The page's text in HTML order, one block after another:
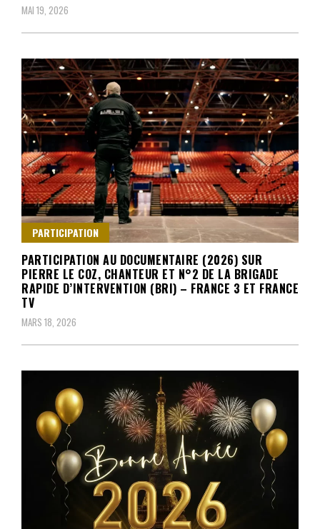
MAI 19, 2026
PARTICIPATION
PARTICIPATION AU DOCUMENTAIRE (2026) SUR
PIERRE LE COZ, CHANTEUR ET N°2 DE LA BRIGADE
RAPIDE D’INTERVENTION (BRI) – FRANCE 3 ET FRANCE
TV
MARS 18, 2026